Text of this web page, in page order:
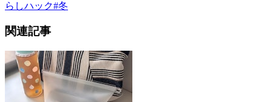
らしハック#冬
関連記事